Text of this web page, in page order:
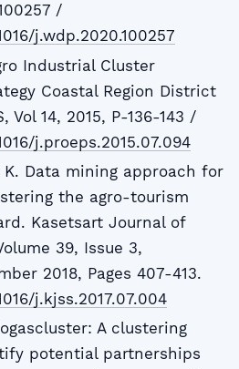
/
j.wdp.2020.100257
Industrial Cluster
Coastal Region District
Vol 14, 2015, P-136-143 /
j.proeps.2015.07.094
Data mining approach for
the agro-tourism
Kasetsart Journal of
39, Issue 3,
2018, Pages 407-413.
j.kjss.2017.07.004
A clustering
potential partnerships